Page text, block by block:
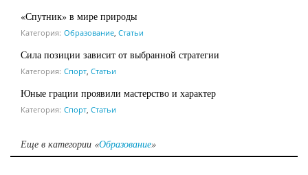
«Спутник» в мире природы
Категория: Образование Статьи
Сила позиции зависит от выбранной стратегии
Категория: Спорт Статьи
Юные грации проявили мастерство и характер
Категория: Спорт Статьи
Еще в категории «Образование»